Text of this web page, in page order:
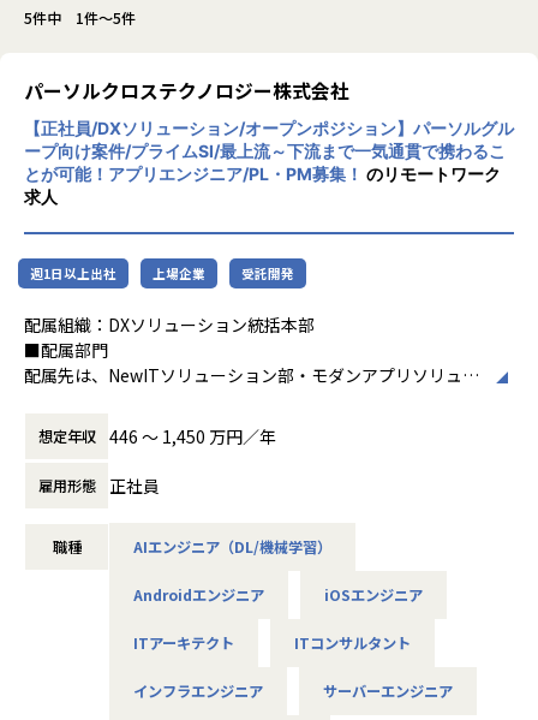
5件中 1件～5件
パーソルクロステクノロジー株式会社
【正社員/DXソリューション/オープンポジション】パーソルグル
ープ向け案件/プライムSI/最上流～下流まで一気通貫で携わるこ
とが可能！アプリエンジニア/PL・PM募集！ のリモートワーク
求人
週1日以上出社 上場企業 受託開発
配属組織：DXソリューション統括本部
■配属部門
配属先は、NewITソリューション部・モダンアプリソリュー
部・西日本クラウドテクノロジー部（大阪）・デジタルコン
サルティング部のいずれかを予定しております。
■主要ソリューション（一例）
◆NewITソリューション部
e、Azure AI Search
Power Platform、Dynamics 365 CE、Dynamics 365 FO、
◆DXプラットフォーム1部
想定年収 446 〜 1,450 万円／年
雇用形態 正社員
職種 AIエンジニア（DL/機械学習）
Androidエンジニア iOSエンジニア
ITアーキテクト ITコンサルタント
インフラエンジニア サーバーエンジニア